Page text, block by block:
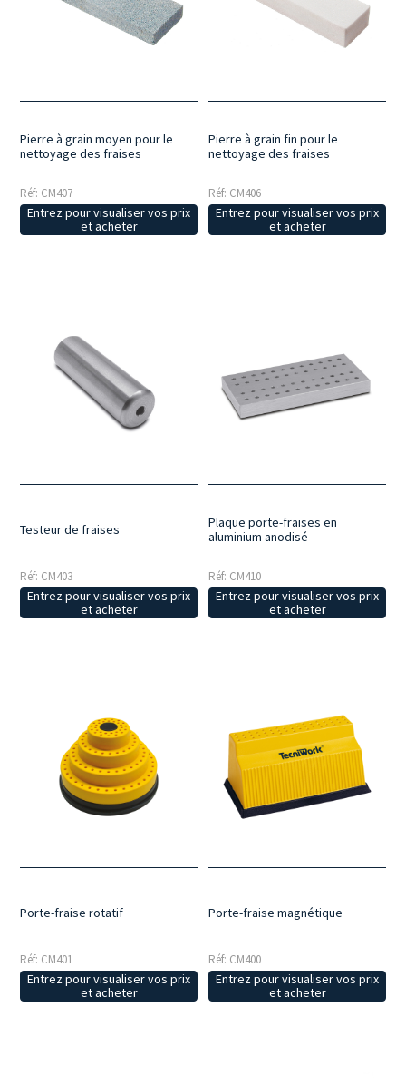
Pierre à grain moyen pour le
nettoyage des fraises
Réf: CM407
Entrez pour visualiser vos prix
et acheter
Pierre à grain fin pour le
nettoyage des fraises
Réf: CM406
Entrez pour visualiser vos prix
et acheter
Testeur de fraises
Réf: CM403
Entrez pour visualiser vos prix
et acheter
Plaque porte-fraises en
aluminium anodisé
Réf: CM410
Entrez pour visualiser vos prix
et acheter
Porte-fraise rotatif
Réf: CM401
Entrez pour visualiser vos prix
et acheter
Porte-fraise magnétique
Réf: CM400
Entrez pour visualiser vos prix
et acheter